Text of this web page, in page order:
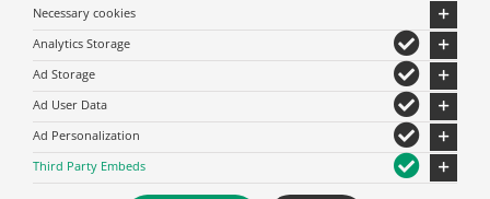
Αρχική
Necessary cookies
Analytics Storage
Ad Storage
Ad User Data
Ad Personalization
Third Party Embeds